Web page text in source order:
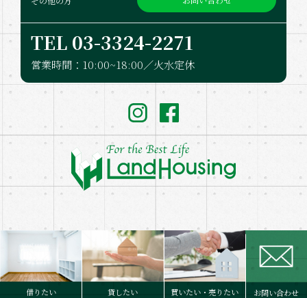
借りたい 貸したい 買いたい・売りたい お問い合わせ
TEL 03-332​4-2271
営業時間：10:00~18:00／火水定休
Copyright © LandHousing. Co.,Ltd. All Rights Reserved.